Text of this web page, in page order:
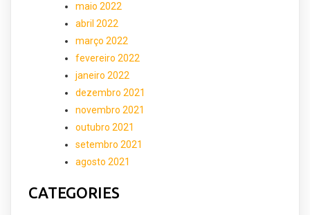
maio 2022
abril 2022
março 2022
fevereiro 2022
janeiro 2022
dezembro 2021
novembro 2021
outubro 2021
setembro 2021
agosto 2021
CATEGORIES